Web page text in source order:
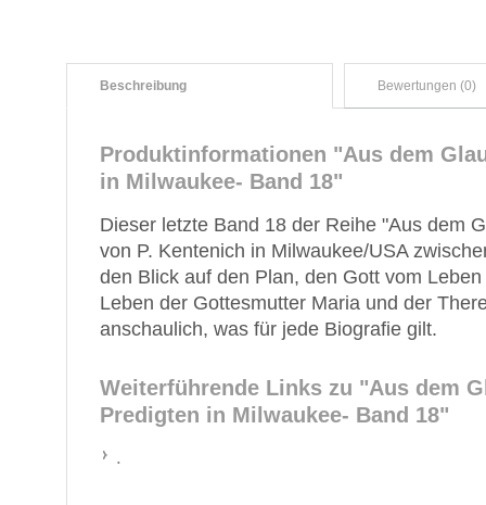
Beschreibung Bewertungen (0)
Produktinformationen "Aus dem
in Milwaukee- Band 18"
Dieser letzte Band 18 der Reihe "Aus dem
von P. Kentenich in Milwaukee/USA
den Blick auf den Plan, den Gott vom
Leben der Gottesmutter Maria und der
anschaulich, was für jede Biografie gilt.
Weiterführende Links zu "Aus dem
Predigten in Milwaukee- Band 18"
.